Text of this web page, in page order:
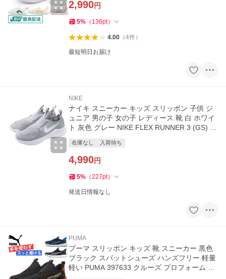
2,990円
5% （ 136pt）
4.00（4件）
最短明日お届け
NIKE
ナイキ スニーカー キッズ スリッポン 子供 ジ
ュニア 男の子 女の子 レディース 靴 白 ホワイ
ト 灰色 グレー NIKE FLEX RUNNER 3 (GS) フ
在庫なし 入荷待ち
4,990円
5% （227pt）
発送日情報なし
PUMA
プーマ スリッポン キッズ 靴 スニーカー 黒色
ブラック スパットシューズ ハンズフリー 軽量
軽い PUMA 397633 クルーズ プロフォーム イ